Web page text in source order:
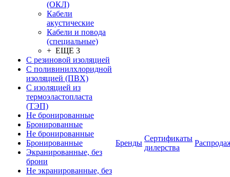
(ОКЛ)
Кабели
акустические
Кабели и повода
(специальные)
+ ЕЩЕ 3
С резиновой изоляцией
С поливинилхлоридной
изоляцией (ПВХ)
С изоляцией из
термоэластопласта
(ТЭП)
Не бронированные
Бронированные
Не бронированные
Бронированные
Экранированные, без
брони
Не экранированные, без
Бренды
Сертификаты
дилерства